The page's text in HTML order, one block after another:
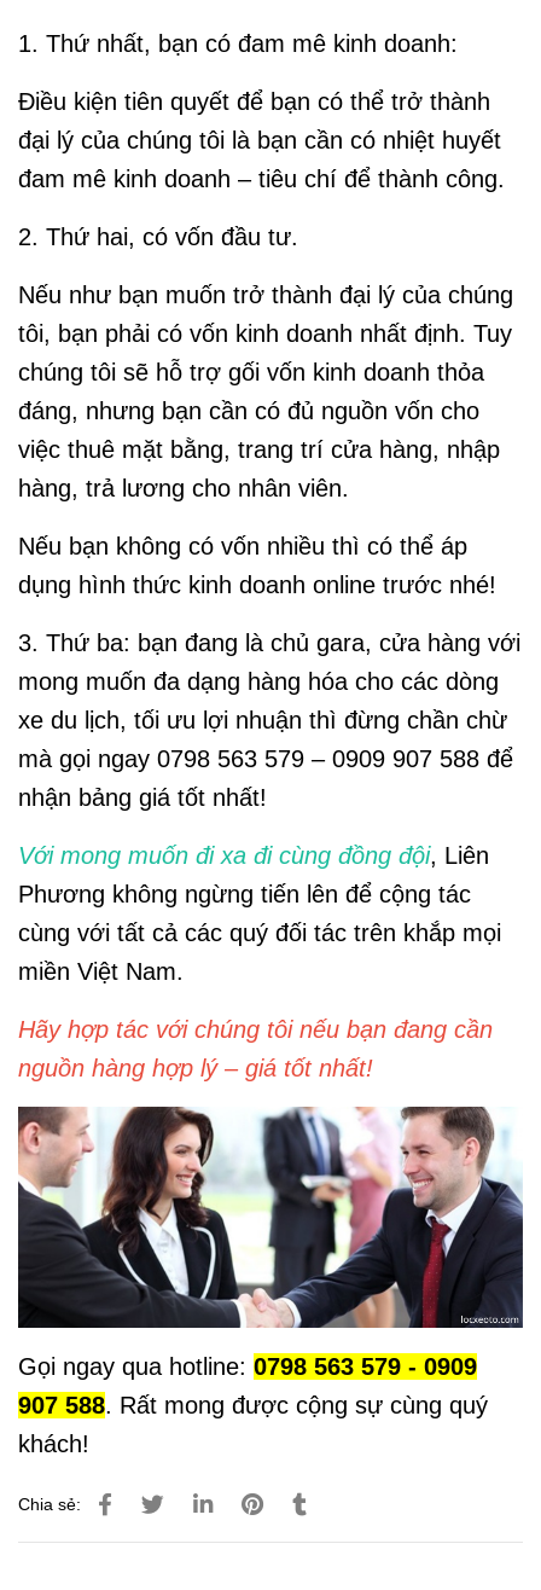
1. Thứ nhất, bạn có đam mê kinh doanh:
Điều kiện tiên quyết để bạn có thể trở thành
đại lý của chúng tôi là bạn cần có nhiệt huyết
đam mê kinh doanh – tiêu chí để thành công.
2. Thứ hai, có vốn đầu tư.
Nếu như bạn muốn trở thành đại lý của chúng
tôi, bạn phải có vốn kinh doanh nhất định. Tuy
chúng tôi sẽ hỗ trợ gối vốn kinh doanh thỏa
đáng, nhưng bạn cần có đủ nguồn vốn cho
việc thuê mặt bằng, trang trí cửa hàng, nhập
hàng, trả lương cho nhân viên.
Nếu bạn không có vốn nhiều thì có thể áp
dụng hình thức kinh doanh online trước nhé!
3. Thứ ba: bạn đang là chủ gara, cửa hàng với
mong muốn đa dạng hàng hóa cho các dòng
xe du lịch, tối ưu lợi nhuận thì đừng chần chừ
mà gọi ngay 0798 563 579 – 0909 907 588 để
nhận bảng giá tốt nhất!
Với mong muốn đi xa đi cùng đồng đội, Liên
Phương không ngừng tiến lên để cộng tác
cùng với tất cả các quý đối tác trên khắp mọi
miền Việt Nam.
Hãy hợp tác với chúng tôi nếu bạn đang cần
nguồn hàng hợp lý – giá tốt nhất!
Gọi ngay qua hotline: 0798 563 579 - 0909
907 588. Rất mong được cộng sự cùng quý
khách!
Chia sẻ: